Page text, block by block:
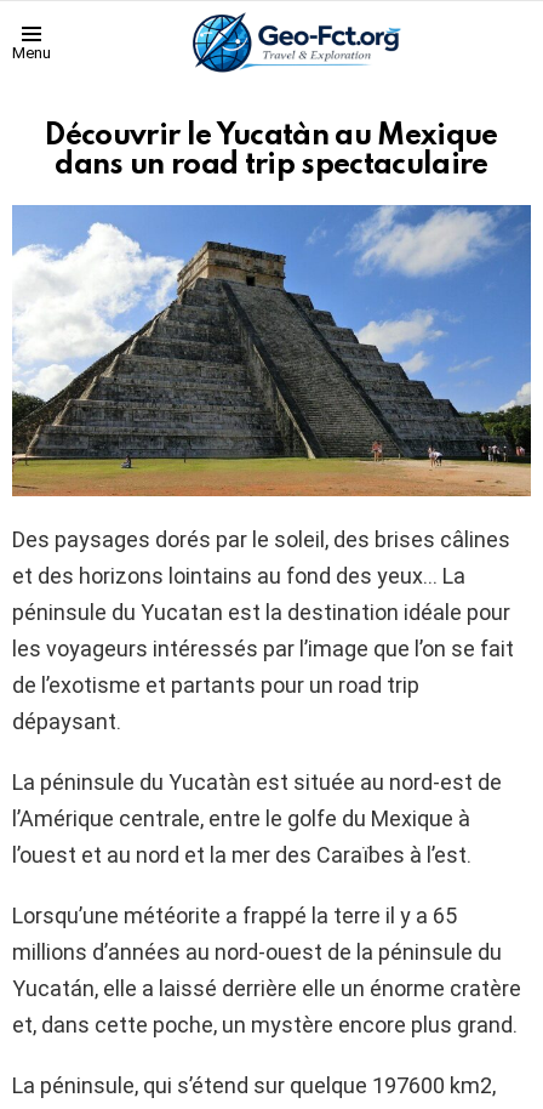
Menu
Découvrir le Yucatàn au Mexique
dans un road trip spectaculaire
Des paysages dorés par le soleil, des brises câlines
et des horizons lointains au fond des yeux… La
péninsule du Yucatan est la destination idéale pour
les voyageurs intéressés par l’image que l’on se fait
de l’exotisme et partants pour un road trip
dépaysant.
La péninsule du Yucatàn est située au nord-est de
l’Amérique centrale, entre le golfe du Mexique à
l’ouest et au nord et la mer des Caraïbes à l’est.
Lorsqu’une météorite a frappé la terre il y a 65
millions d’années au nord-ouest de la péninsule du
Yucatán, elle a laissé derrière elle un énorme cratère
et, dans cette poche, un mystère encore plus grand.
La péninsule, qui s’étend sur quelque 197600 km2,